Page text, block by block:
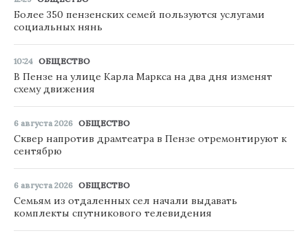
Более 350 пензенских семей пользуются услугами
социальных нянь
10:24 ОБЩЕСТВО
В Пензе на улице Карла Маркса на два дня изменят
схему движения
6 августа 2026 ОБЩЕСТВО
Сквер напротив драмтеатра в Пензе отремонтируют к
сентябрю
6 августа 2026 ОБЩЕСТВО
Семьям из отдаленных сел начали выдавать
комплекты спутникового телевидения